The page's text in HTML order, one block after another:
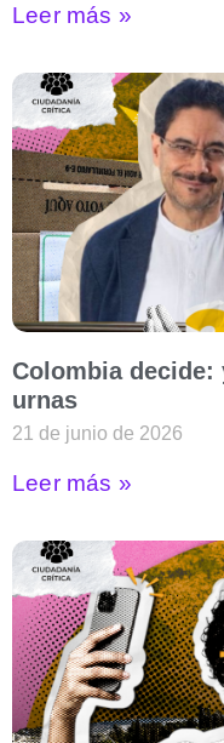
Leer más »
Colombia decide:
urnas
21 de junio de 2026
Leer más »